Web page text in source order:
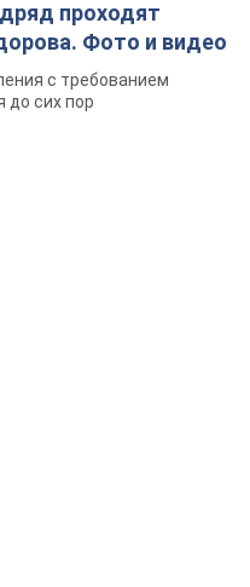
проходят
Фото и видео
с требованием
до сих пор